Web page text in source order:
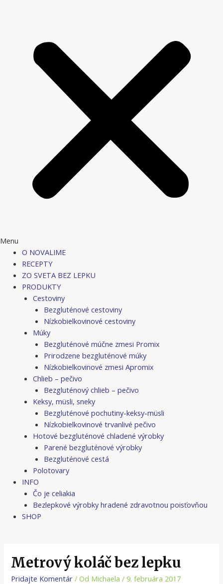
Menu
O NOVALIME
RECEPTY
ZO SVETA BEZ LEPKU
PRODUKTY
Cestoviny
Bezgluténové cestoviny
Nízkobielkovinové cestoviny
Múky
Bezgluténové múčne zmesi Promix
Prirodzene bezgluténové múky
Nízkobielkovinové zmesi Apromix
Chlieb – pečivo
Bezgluténový chlieb – pečivo
Keksy, müsli, sneky
Bezgluténové pochutiny-keksy-müsli
Nízkobielkovinové trvanlivé pečivo
Hotové bezgluténové chladené výrobky
Parené bezgluténové výrobky
Bezgluténové cestá
Polotovary
INFO
Čo je celiakia
Bezlepkové výrobky hradené zdravotnou poisťovňou
SHOP
Metrový koláč bez lepku
Pridajte Komentár / Od Michaela/9. februára 2017